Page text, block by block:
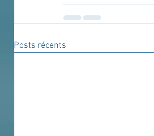
Posts récents